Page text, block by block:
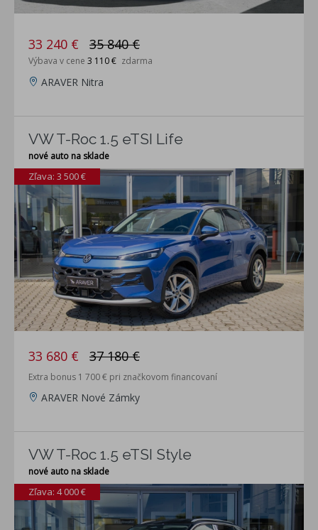
33 240 € 35 840 €
Výbava v cene 3 110 € zdarma
ARAVER Nitra
VW T-Roc 1.5 eTSI Life
nové auto na sklade
Zľava: 3 500 €
33 680 € 37 180 €
Extra bonus 1 700 € pri značkovom financovaní
ARAVER Nové Zámky
VW T-Roc 1.5 eTSI Style
nové auto na sklade
Zľava: 4 000 €